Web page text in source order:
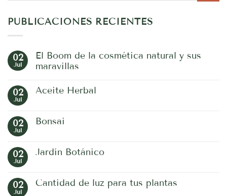
PUBLICACIONES RECIENTES
02
Jul
El Boom de la cosmética natural y sus
maravillas
comentarios
de
la
sus
02
Jul
Aceite Herbal
en
02
Jul
Bonsai
en
02
Jul
Jardín Botánico
en
02
Jul
Cantidad de luz para tus plantas